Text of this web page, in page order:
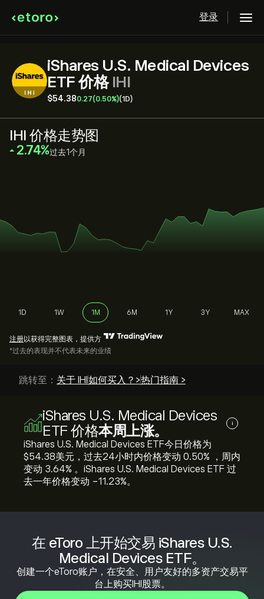
登录
iShares U.S. Medical Devices
ETF 价格IHI
‎$‎54.380.27(0.50%)(1D)
在 eToro 上开始交易 iShares U.S.
Medical Devices ETF。
创建一个eToro账户，在安全、用户友好的多资产交易平
台上购买IHI股票。
IHI 价格走势图
‎2.74‎ 过去1个月
1D 1W 1M 6M 1Y 3Y MAX
注册以获得完整图表，提供方
*过去的表现并不代表未来的业绩
跳转至： 关于 IHI 如何买入？>热门指南 >
iShares U.S. Medical Devices
ETF 价格本周上涨。 i
iShares U.S. Medical Devices ETF今日价格为‎
$‎54.38美元，过去24小时内价格变动 ‎0.50‎% ，周内
变动 ‎3.64‎% 。iShares U.S. Medical Devices ETF 过
去一年价格变动 ‎-11.23‎%。